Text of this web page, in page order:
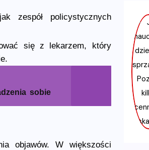
zespół policystycznych
się z lekarzem, który
sobie
objawów. W większości